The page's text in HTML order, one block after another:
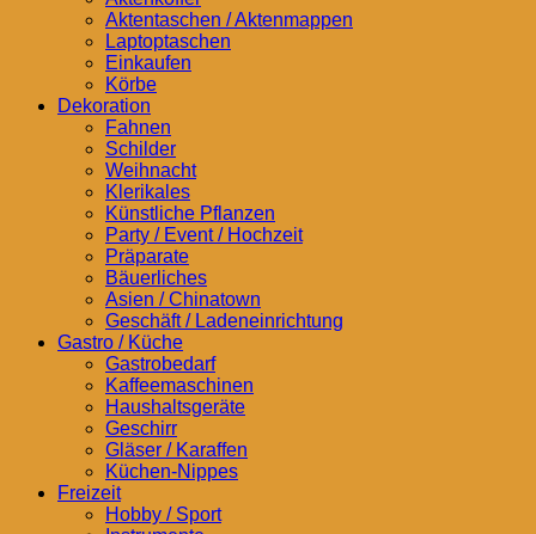
Aktentaschen / Aktenmappen
Laptoptaschen
Einkaufen
Körbe
Dekoration
Fahnen
Schilder
Weihnacht
Klerikales
Künstliche Pflanzen
Party / Event / Hochzeit
Präparate
Bäuerliches
Asien / Chinatown
Geschäft / Ladeneinrichtung
Gastro / Küche
Gastrobedarf
Kaffeemaschinen
Haushaltsgeräte
Geschirr
Gläser / Karaffen
Küchen-Nippes
Freizeit
Hobby / Sport